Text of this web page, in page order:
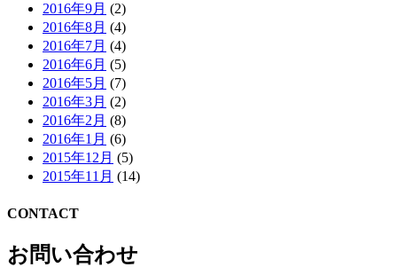
2016年9月 (2)
2016年8月 (4)
2016年7月 (4)
2016年6月 (5)
2016年5月 (7)
2016年3月 (2)
2016年2月 (8)
2016年1月 (6)
2015年12月 (5)
2015年11月 (14)
CONTACT
お問い合わせ